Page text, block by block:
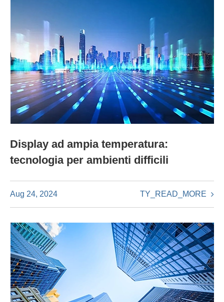
Display ad ampia temperatura:
tecnologia per ambienti difficili
Aug 24, 2024 TY_READ_MORE